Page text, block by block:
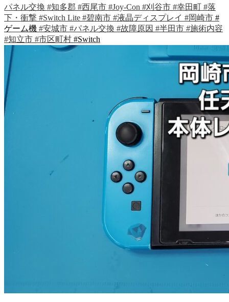
パネル交換 #知多郡 #西尾市 #Joy-Con #刈谷市 #幸田町 #落
下・衝撃 #Switch Lite #碧南市 #液晶ディスプレイ #岡崎市 #
ゲーム機 #安城市 #パネル交換 #故障原因 #半田市 #施術内容
#知立市 #市区町村 #Switch